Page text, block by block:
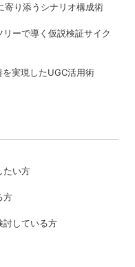
寄り添うシナリオ構成術
ーで導く仮説検証サイク
実現したUGC活用術
たい方
方
討している方